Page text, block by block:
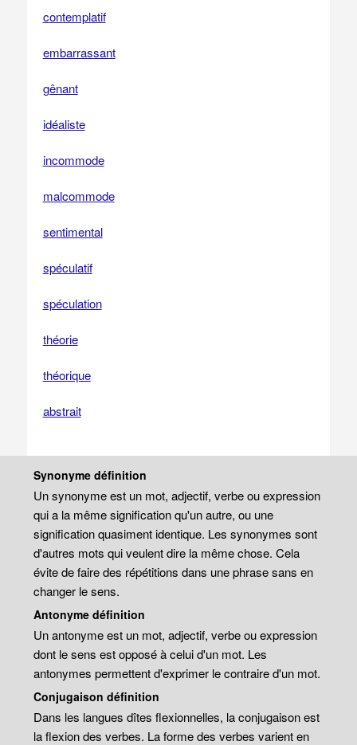
contemplatif
embarrassant
gênant
idéaliste
incommode
malcommode
sentimental
spéculatif
spéculation
théorie
théorique
abstrait
Synonyme définition
Un synonyme est un mot, adjectif, verbe ou expression
qui a la même signification qu'un autre, ou une
signification quasiment identique. Les synonymes sont
d'autres mots qui veulent dire la même chose. Cela
évite de faire des répétitions dans une phrase sans en
changer le sens.
Antonyme définition
Un antonyme est un mot, adjectif, verbe ou expression
dont le sens est opposé à celui d'un mot. Les
antonymes permettent d'exprimer le contraire d'un mot.
Conjugaison définition
Dans les langues dîtes flexionnelles, la conjugaison est
la flexion des verbes. La forme des verbes varient en